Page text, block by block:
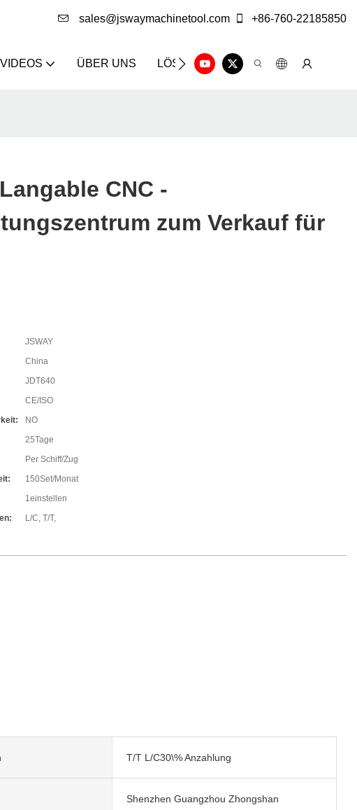
sales@jswaymachinetool.com +86-760-22185850
ÜBER UNS LÖSUNG INFOCENTER
CNC -
zum Verkauf für
JSWAY
China
JDT640
CE/ISO
NO
25Tage
Per Schiff/Zug
150Set/Monat
1einstellen
L/C, T/T,
T/T L/C30\% Anzahlung
Shenzhen Guangzhou Zhongshan